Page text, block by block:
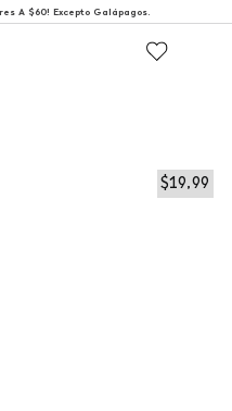
A $60! Excepto Galápagos.
$19,99